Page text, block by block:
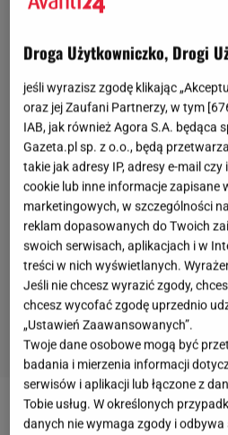
Moda, która przeszła do
Droga Użytkowniczko, Drogi
jeśli wyrazisz zgodę klikając
oraz jej Zaufani Partnerzy, w tym [
IAB, jak również Agora S.A. będąca
Gazeta.pl sp. z o.o., będą
takie jak adresy IP, adresy e-mail
cookie lub inne informacje zapisane
marketingowych, w szczególności
reklam dopasowanych do Twoich
swoich serwisach, aplikacjach i w
treści w nich wyświetlanych.
Jeśli nie chcesz wyrazić zgody,
chcesz wycofać zgodę uprzednio
„Ustawień Zaawansowanych”.
Twoje dane osobowe mogą być
badania i mierzenia informacji
serwisów i aplikacji lub łączone z
Tobie usług. W określonych
danych nie wymaga zgody i odbywa